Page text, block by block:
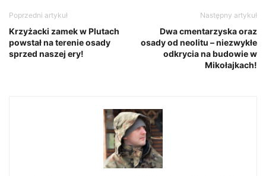
Poprzedni artykuł
Krzyżacki zamek w Plutach
powstał na terenie osady
sprzed naszej ery!
Następny artykuł
Dwa cmentarzyska oraz
osady od neolitu – niezwykłe
odkrycia na budowie w
Mikołajkach!